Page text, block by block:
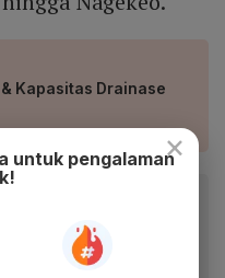
Kapasitas Drainase
nyaman dan nikmati
mobile Katadata.
×
untuk pengalaman